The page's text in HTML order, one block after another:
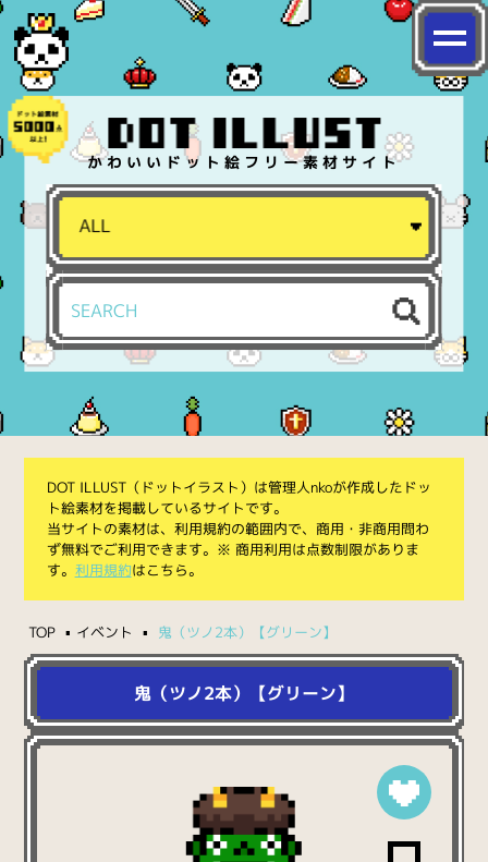
かわいいドット絵フリー素材サイト
DOT ILLUST（ドットイラスト）は管理人nkoが作成したドッ
ト絵素材を掲載しているサイトです。
当サイトの素材は、利用規約の範囲内で、商用・非商用問わ
ず無料でご利用できます。※ 商用利用は点数制限がありま
す。 利用規約はこちら。
TOP イベント 鬼（ツノ2本）【グリーン】
鬼（ツノ2本）【グリーン】